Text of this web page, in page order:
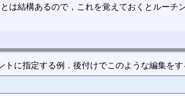
結構あるので，これを覚えておくとルーチ
に指定する例．後付けでこのような編集をす